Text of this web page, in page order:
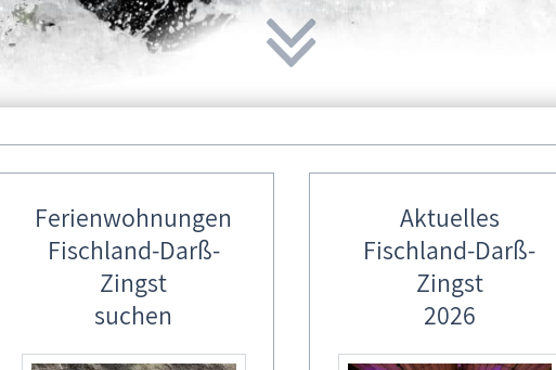
Wustrow
2010 - 2019
Tonnenkönige, Stäbenkönige &
1920 - 1929 1950 - 1959
Ferienwohnungen
Fischland-Darß-
Zingst
suchen
Aktuelles
Fischland-Darß-
Zingst
2026